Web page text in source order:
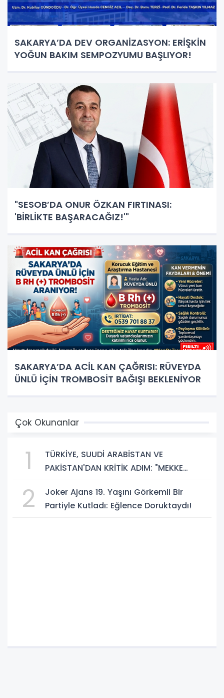
SAKARYA’DA DEV ORGANİZASYON: ERİŞKİN
YOĞUN BAKIM SEMPOZYUMU BAŞLIYOR!
"SESOB’DA ONUR ÖZKAN FIRTINASI:
'BİRLİKTE BAŞARACAĞIZ!'"
SAKARYA’DA ACİL KAN ÇAĞRISI: RÜVEYDA
ÜNLÜ İÇİN TROMBOSİT BAĞIŞI BEKLENİYOR
Çok Okunanlar
1
TÜRKİYE, SUUDİ ARABİSTAN VE
PAKİSTAN'DAN KRİTİK ADIM: "MEKKE
2
Joker Ajans 19. Yaşını Görkemli Bir
Partiyle Kutladı: Eğlence Doruktaydı!